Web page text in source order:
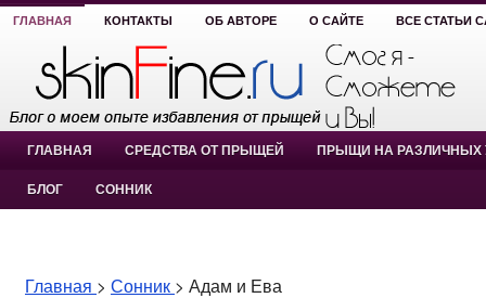
ГЛАВНАЯ КОНТАКТЫ ОБ АВТОРЕ О САЙТЕ ВСЕ СТАТЬИ
ГЛАВНАЯ СРЕДСТВА ОТ ПРЫЩЕЙ ПРЫЩИ НА РАЗЛИЧНЫХ
БЛОГ СОННИК
Главная > Сонник > Адам и Ева